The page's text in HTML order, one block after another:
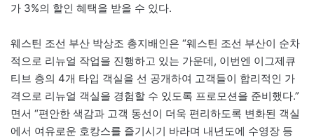
가 3%의 할인 혜택을 받을 수 있다.
웨스틴 조선 부산 박상조 총지배인은 “웨스틴 조선 부산이 순차
적으로 리뉴얼 작업을 진행하고 있는 가운데, 이번엔 이그제큐
티브 층의 4개 타입 객실을 선 공개하여 고객들이 합리적인 가
격으로 리뉴얼 객실을 경험할 수 있도록 프로모션을 준비했다.”
면서 “편안한 색감과 고객 동선이 더욱 편리하도록 변화된 객실
에서 여유로운 호캉스를 즐기시기 바라며 내년도에 수영장 등